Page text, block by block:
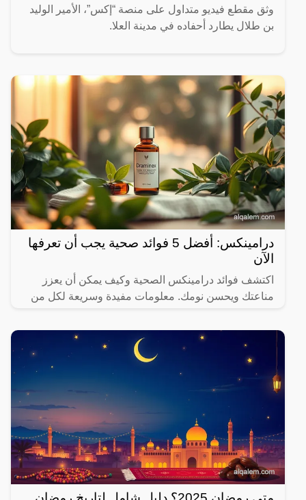
وثق مقطع فيديو متداول على منصة “إكس”، الأمير الوليد
بن طلال يطارد أحفاده في مدينة العلا.
درامينكس: أفضل 5 فوائد صحية يجب أن تعرفها
الآن
اكتشف فوائد درامينكس الصحية وكيف يمكن أن يعزز
مناعتك ويحسن نومك. معلومات مفيدة وسريعة لكل من